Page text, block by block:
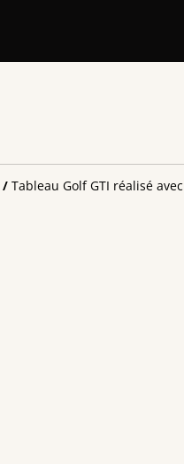
/ Tableau Golf GTI réalisé